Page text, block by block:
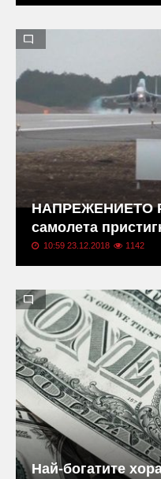
НАПРЕЖЕНИЕТО
самолета
10:59 23.12.2018 1142
Най-богатите